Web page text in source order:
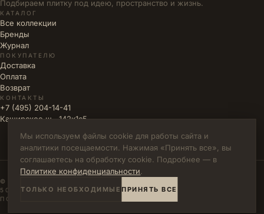
Подбираем плитку под идею, пространство и жизнь.
КАТАЛОГ
Все коллекции
Бренды
Журнал
ПОКУПАТЕЛЮ
Доставка
Оплата
Возврат
КОНТАКТЫ
+7 (495) 204-14-41
Каширское ш., 142к1с5
© 2026 КУПИ ПЛИТКУ · ИП ВЛАДИМИРОВА М.Н. · ИНН
502771785894
ПОЛИТИКА КОНФИДЕНЦИАЛЬНОСТИ
Мы используем файлы cookie для работы сайта и
аналитики посещаемости. Нажимая «Принять все», вы
соглашаетесь на обработку cookie. Подробнее — в
Политике конфиденциальности.
ТОЛЬКО НЕОБХОДИМЫЕ ПРИНЯТЬ ВСЕ